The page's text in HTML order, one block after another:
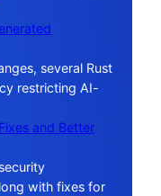
several Rust
restricting AI-
and Better
with fixes for